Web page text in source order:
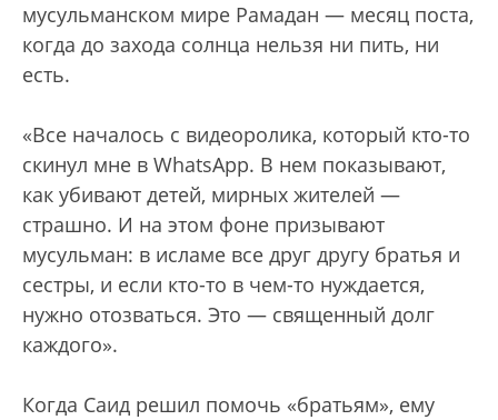
мусульманском мире Рамадан — месяц поста,
когда до захода солнца нельзя ни пить, ни
есть.
«Все началось с видеоролика, который кто-то
скинул мне в WhatsApp. В нем показывают,
как убивают детей, мирных жителей —
страшно. И на этом фоне призывают
мусульман: в исламе все друг другу братья и
сестры, и если кто-то в чем-то нуждается,
нужно отозваться. Это — священный долг
каждого».
Когда Саид решил помочь «братьям», ему